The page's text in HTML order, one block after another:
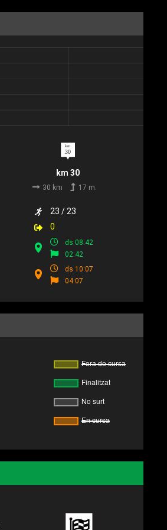
km 30
30 km 17 m.
23 / 23
0
ds 08:42
02:42
ds 10:07
04:07